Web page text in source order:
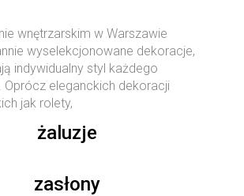
wnętrzarskim w Warszawie
wyselekcjonowane dekoracje,
indywidualny styl każdego
Oprócz eleganckich dekoracji
jak rolety,
żaluzje
zasłony